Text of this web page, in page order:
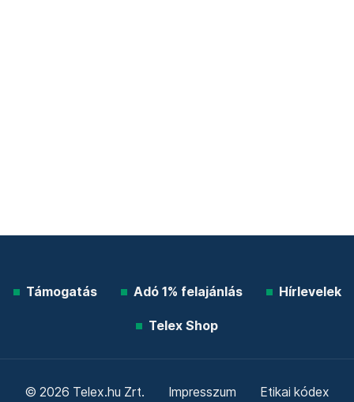
Támogatás Adó 1% felajánlás Hírlevelek
Telex Shop
© 2026 Telex.hu Zrt. Impresszum Etikai kódex